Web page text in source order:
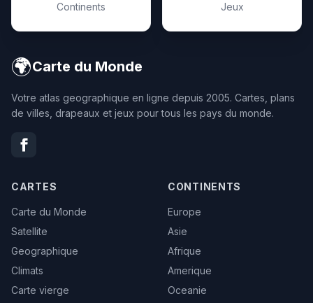
Continents Jeux
🌍Carte du Monde
Votre atlas geographique en ligne depuis 2005. Cartes, plans
de villes, drapeaux et jeux pour tous les pays du monde.
CARTES
Carte du Monde
Satellite
Geographique
Climats
Carte vierge
CONTINENTS
Europe
Asie
Afrique
Amerique
Oceanie